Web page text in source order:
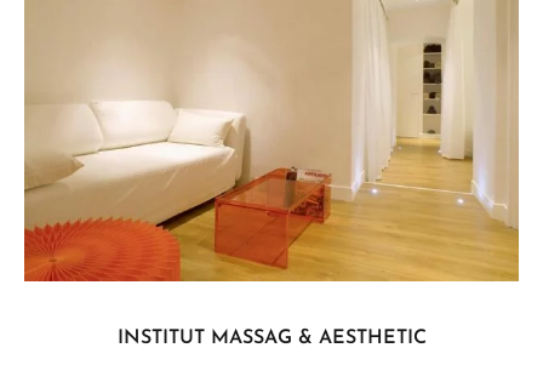
INSTITUT MASSAG & AESTHETIC